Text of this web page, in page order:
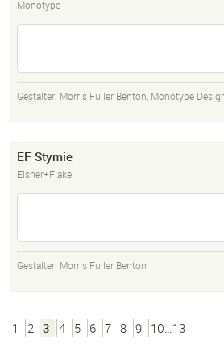
Monotype
Gestalter: Morris Fuller Benton, Monotype
EF Stymie
Elsner+Flake
Gestalter: Morris Fuller Benton
1 2 3 4 5 6 7 8 9 10…13